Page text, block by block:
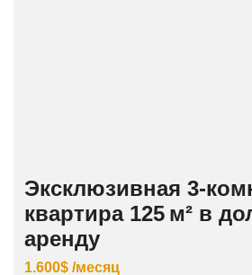
Эксклюзивная
квартира 125 м² в
аренду
1.600$ /месяц